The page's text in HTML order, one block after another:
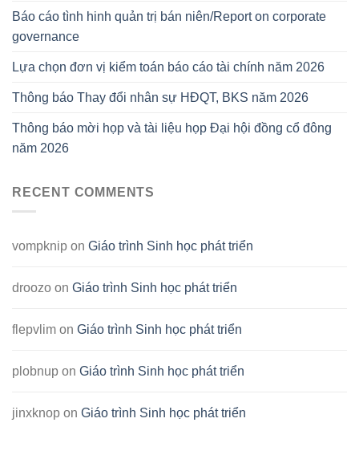
Báo cáo tình hinh quản trị bán niên/Report on corporate
governance
Lựa chọn đơn vị kiểm toán báo cáo tài chính năm 2026
Thông báo Thay đổi nhân sự HĐQT, BKS năm 2026
Thông báo mời họp và tài liệu họp Đại hội đồng cổ đông
năm 2026
RECENT COMMENTS
vompknip on Giáo trình Sinh học phát triển
droozo on Giáo trình Sinh học phát triển
flepvlim on Giáo trình Sinh học phát triển
plobnup on Giáo trình Sinh học phát triển
jinxknop on Giáo trình Sinh học phát triển